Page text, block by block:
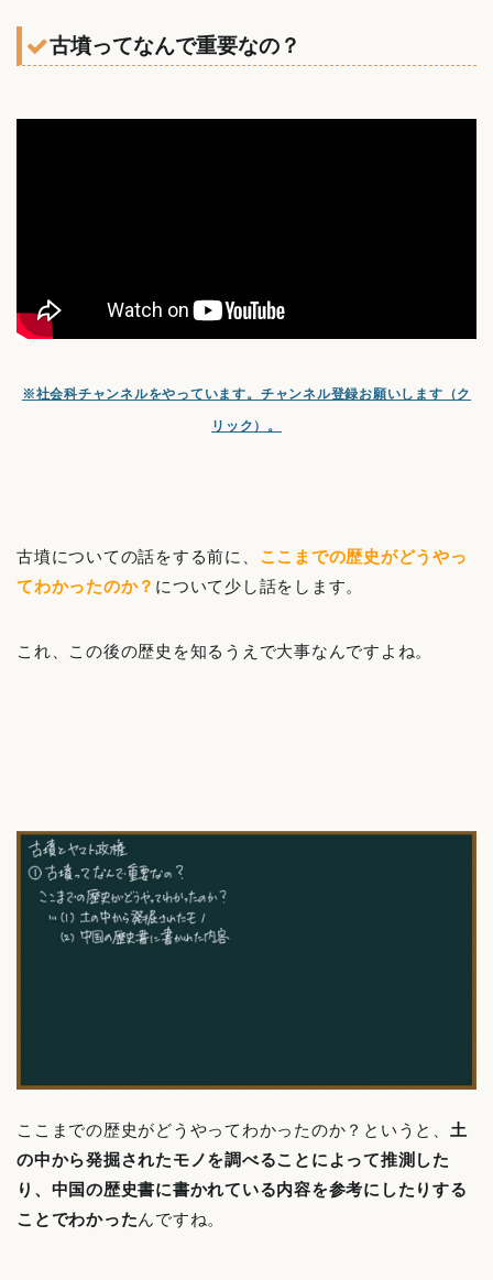
古墳ってなんで重要なの？
※社会科チャンネルをやっています。チャンネル登録お願いします（ク
リック）。
古墳についての話をする前に、 ここまでの歴史がどうやっ
てわかったのか？ について少し話をします。
これ、この後の歴史を知るうえで大事なんですよね。
ここまでの歴史がどうやってわかったのか？というと、 土
の中から発掘されたモノを調べることによって推測した
り、中国の歴史書に書かれている内容を参考にしたりする
ことでわかったんですね。